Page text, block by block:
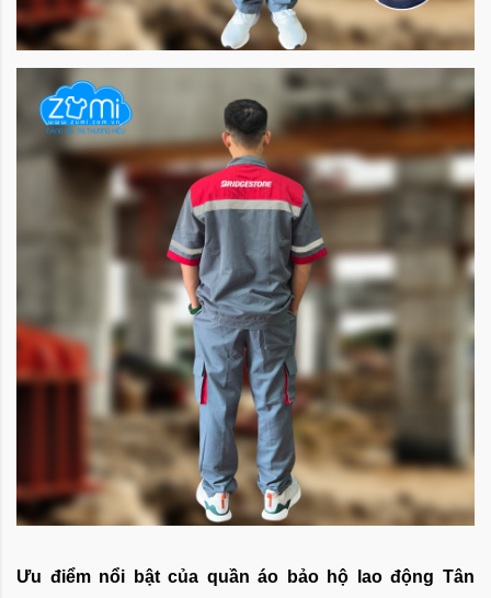
Ưu điểm nổi bật của quần áo bảo hộ lao động Tân